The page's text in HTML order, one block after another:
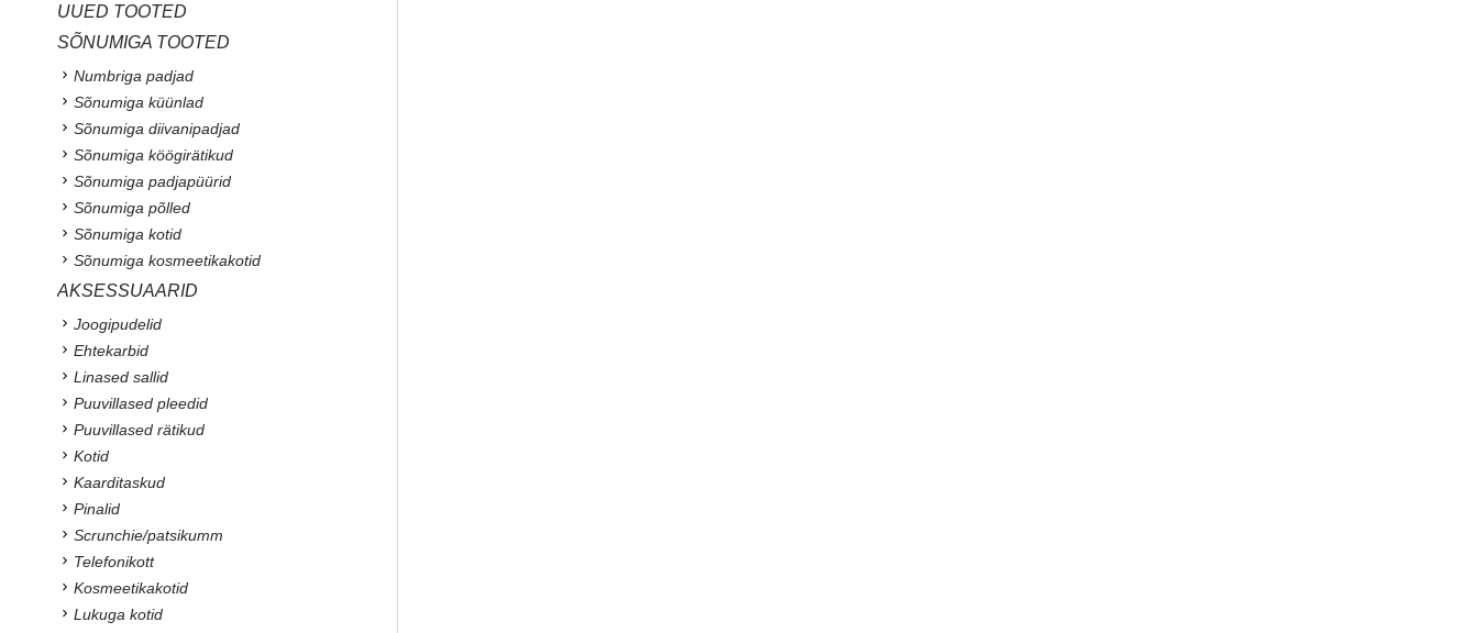
UUED TOOTED
SÕNUMIGA TOOTED
Numbriga padjad
Sõnumiga küünlad
Sõnumiga diivanipadjad
Sõnumiga köögirätikud
Sõnumiga padjapüürid
Sõnumiga põlled
Sõnumiga kotid
Sõnumiga kosmeetikakotid
AKSESSUAARID
Joogipudelid
Ehtekarbid
Linased sallid
Puuvillased pleedid
Puuvillased rätikud
Kotid
Kaarditaskud
Pinalid
Scrunchie/patsikumm
Telefonikott
Kosmeetikakotid
Lukuga kotid